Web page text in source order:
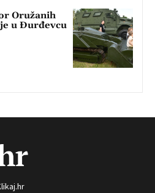
Oružanih
u Đurđevcu